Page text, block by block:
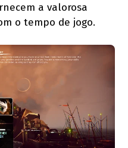
a valorosa
o tempo de jogo.